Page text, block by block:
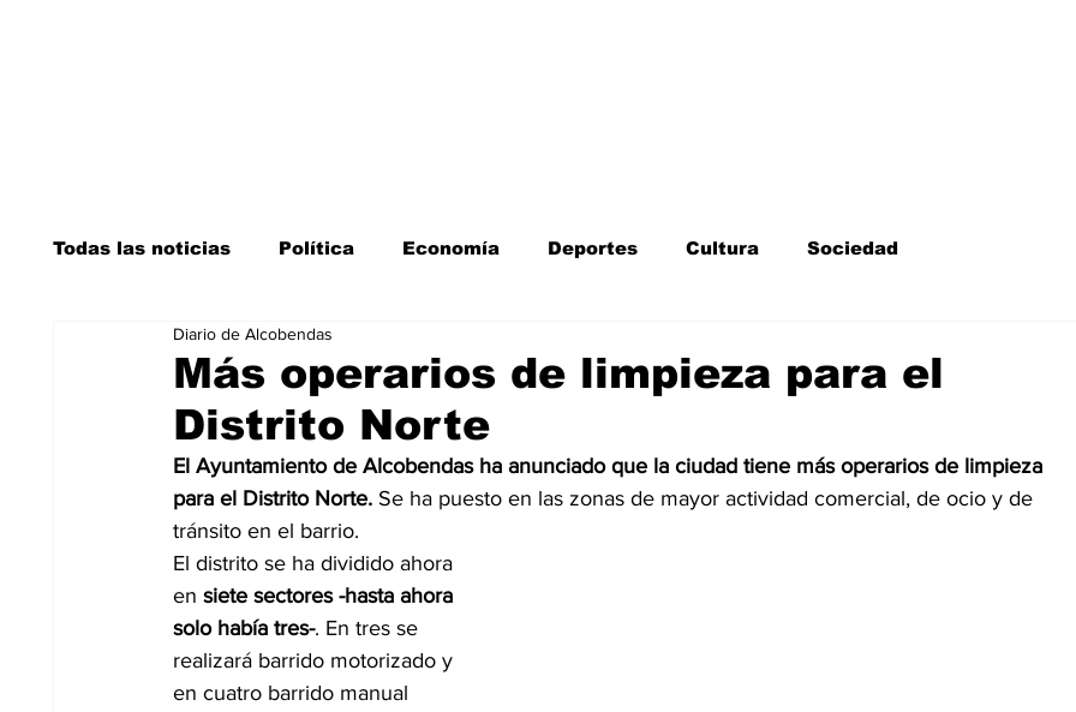
Todas las noticias Política Economía Deportes Cultura Sociedad
Salud y bienestar Educación e infancia
La verdad detrás de la guerra Kit Digital
Más operarios de limpieza para el
Distrito Norte
Diario de Alcobendas
El Ayuntamiento de Alcobendas ha anunciado que la ciudad tiene más operarios de limpieza
para el Distrito Norte. Se ha puesto en las zonas de mayor actividad comercial, de ocio y de
tránsito en el barrio.
El distrito se ha dividido ahora
en siete sectores -hasta ahora
solo había tres-. En tres se
realizará barrido motorizado y
en cuatro barrido manual